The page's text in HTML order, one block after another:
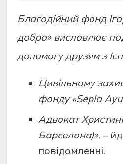
Благодійний фонд
добро» висловлює
допомогу друзям з
Цивільному
фонду «Sepla
Адвокат
Барселона)», –
повідомленні.